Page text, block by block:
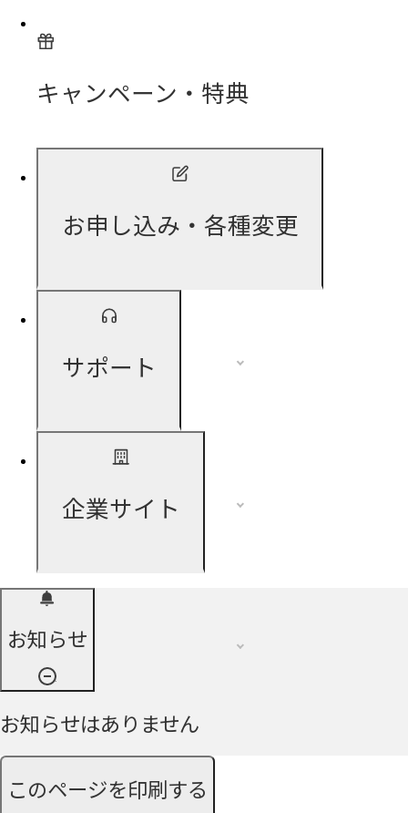
キャンペーン・特典
お申し込み・各種変更
サポート
企業サイト
お知らせ
お知らせはありません
このページを印刷する